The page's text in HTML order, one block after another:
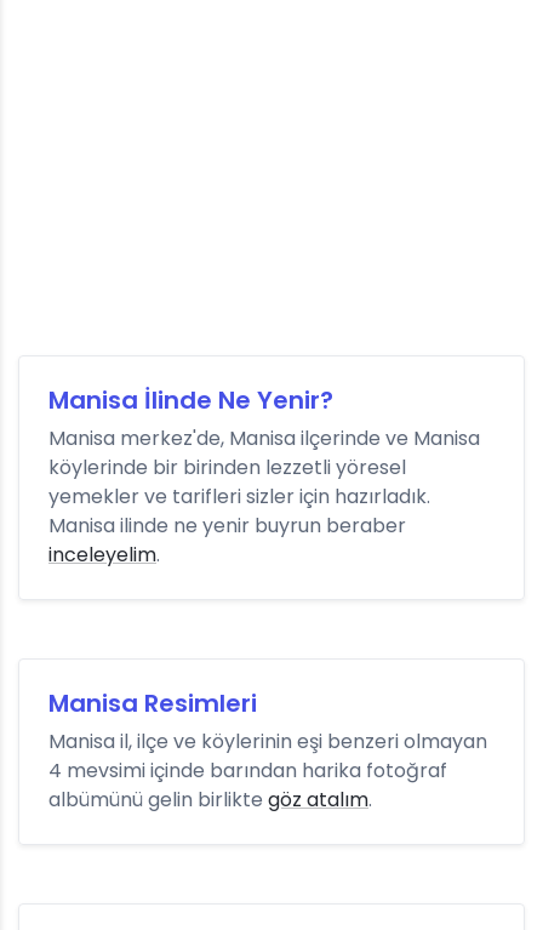
Manisa İlinde Ne Yenir?
Manisa merkez'de, Manisa ilçerinde ve Manisa
köylerinde bir birinden lezzetli yöresel
yemekler ve tarifleri sizler için hazırladık.
Manisa ilinde ne yenir buyrun beraber
inceleyelim.
Manisa Resimleri
Manisa il, ilçe ve köylerinin eşi benzeri olmayan
4 mevsimi içinde barından harika fotoğraf
albümünü gelin birlikte göz atalım.